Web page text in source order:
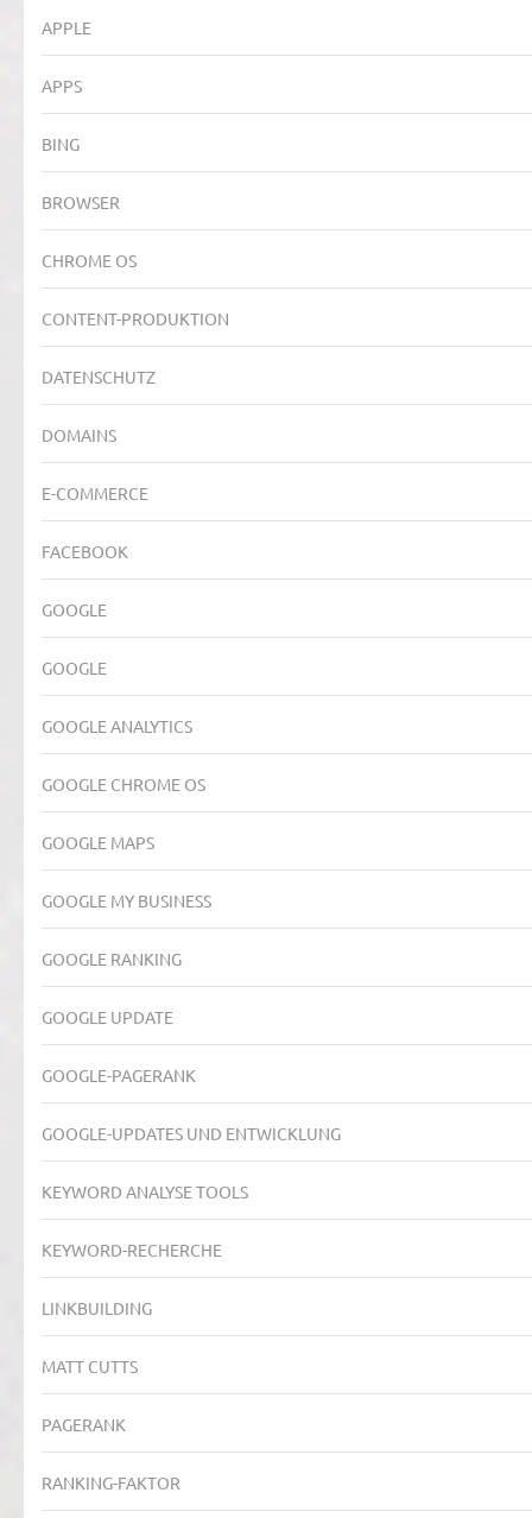
APPLE
APPS
BING
BROWSER
CHROME OS
CONTENT-PRODUKTION
DATENSCHUTZ
DOMAINS
E-COMMERCE
FACEBOOK
GOOGLE
GOOGLE
GOOGLE ANALYTICS
GOOGLE CHROME OS
GOOGLE MAPS
GOOGLE MY BUSINESS
GOOGLE RANKING
GOOGLE UPDATE
GOOGLE-PAGERANK
GOOGLE-UPDATES UND ENTWICKLUNG
KEYWORD ANALYSE TOOLS
KEYWORD-RECHERCHE
LINKBUILDING
MATT CUTTS
PAGERANK
RANKING-FAKTOR